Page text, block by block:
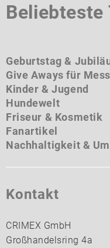
Beliebteste
Geburtstag &
Give Aways für
Kinder & Jugend
Hundewelt
Friseur & Kosmetik
Fanartikel
Nachhaltigkeit &
Kontakt
CRIMEX GmbH
Großhandelsring 4a